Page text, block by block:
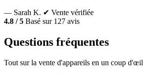
— Sarah K. ✔ Vente vérifiée
4.8 / 5 Basé sur 127 avis
Questions fréquentes
Tout sur la vente d'appareils en un coup d'œil